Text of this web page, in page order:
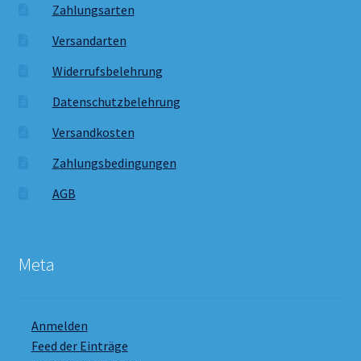
Zahlungsarten
Versandarten
Widerrufsbelehrung
Datenschutzbelehrung
Versandkosten
Zahlungsbedingungen
AGB
Meta
Anmelden
Feed der Einträge